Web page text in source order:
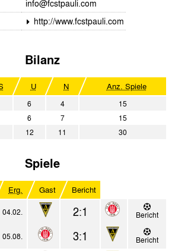
info@fcstpauli.com
http://www.fcstpauli.com
Bilanz
U N
Anz. Spiele
6 4 15
6 7 15
12 11 30
Spiele
Erg. Gast Bericht
04.02. 2:1
Bericht
05.08. 3:1 Bericht